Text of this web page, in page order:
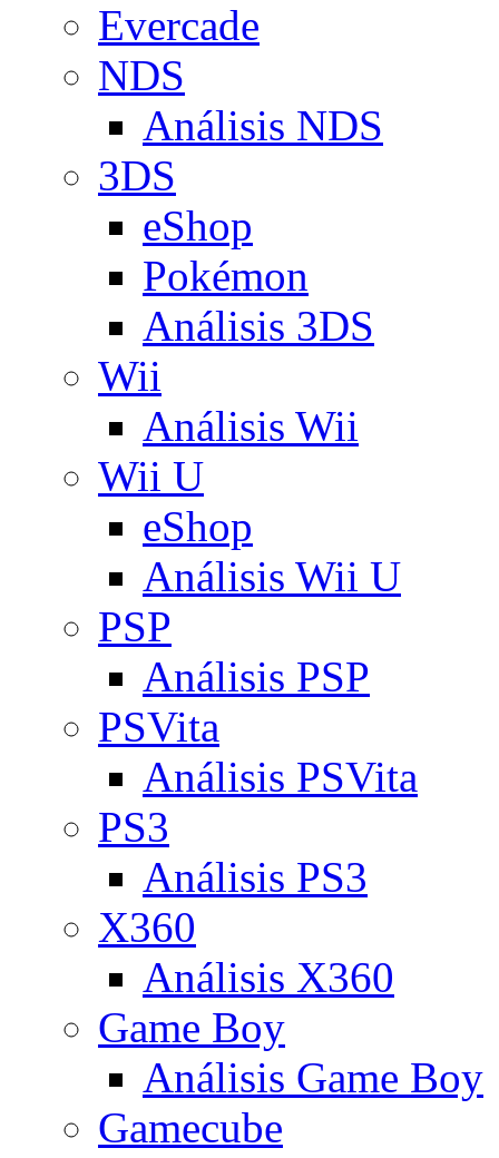
Evercade
NDS
Análisis NDS
3DS
eShop
Pokémon
Análisis 3DS
Wii
Análisis Wii
Wii U
eShop
Análisis Wii U
PSP
Análisis PSP
PSVita
Análisis PSVita
PS3
Análisis PS3
X360
Análisis X360
Game Boy
Análisis Game Boy
Gamecube